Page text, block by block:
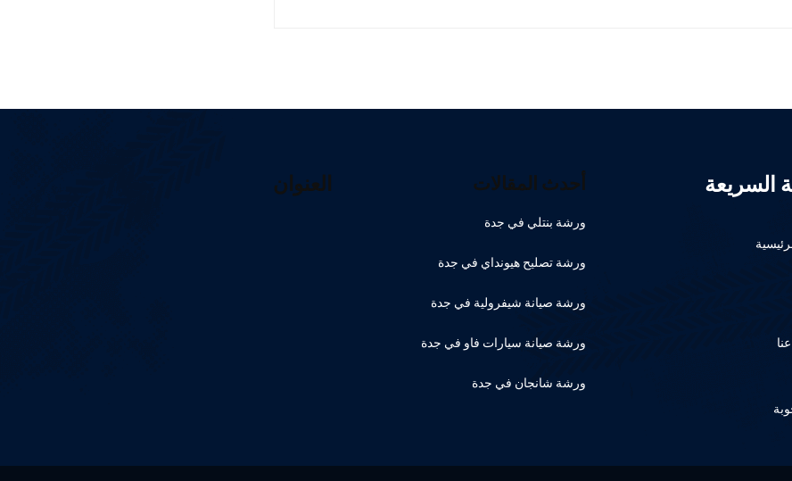
السريعة أحدث المقالات
ورشة بنتلي في جدة
ورشة تصليح هيونداي في جدة
ورشة صيانة شيفرولية في جدة
ورشة صيانة سيارات فاو في جدة
ورشة شانجان في جدة
العنوان